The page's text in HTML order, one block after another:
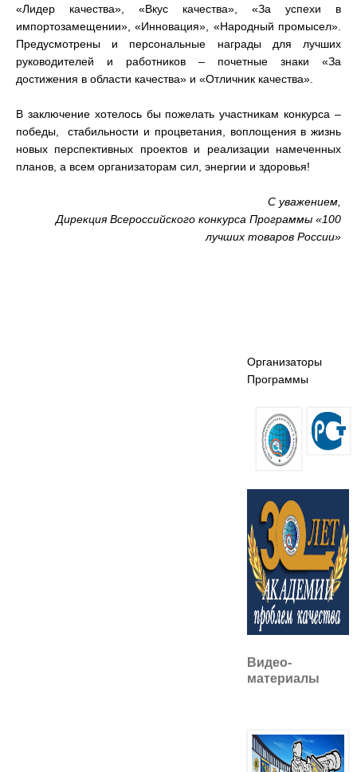
«Лидер качества», «Вкус качества», «За успехи в
импортозамещении», «Инновация», «Народный промысел».
Предусмотрены и персональные награды для лучших
руководителей и работников – почетные знаки «За
достижения в области качества» и «Отличник качества».
В заключение хотелось бы пожелать участникам конкурса –
победы, стабильности и процветания, воплощения в жизнь
новых перспективных проектов и реализации намеченных
планов, а всем организаторам сил, энергии и здоровья!
С уважением,
Дирекция Всероссийского конкурса Программы «100
лучших товаров России»
Организаторы
Программы
Видео-
материалы